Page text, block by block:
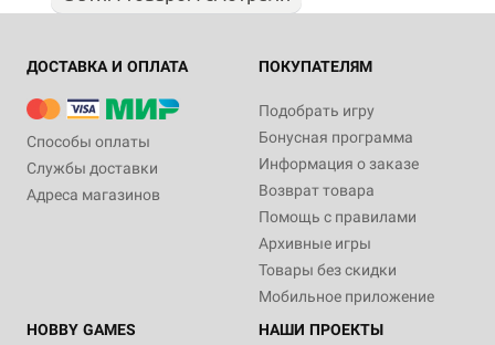
ДОСТАВКА И ОПЛАТА
Способы оплаты
Службы доставки
Адреса магазинов
ПОКУПАТЕЛЯМ
Подобрать игру
Бонусная программа
Информация о заказе
Возврат товара
Помощь с правилами
Архивные игры
Товары без скидки
Мобильное приложение
HOBBY GAMES
НАШИ ПРОЕКТЫ